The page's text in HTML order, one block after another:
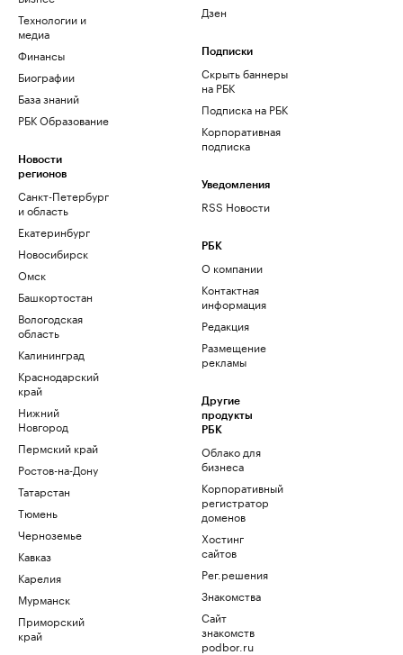
Технологии и
медиа
Финансы
Биографии
База знаний
РБК Образование
Новости
регионов
Санкт-Петербург
и область
Екатеринбург
Новосибирск
Омск
Башкортостан
Вологодская
область
Калининград
Краснодарский
край
Нижний
Новгород
Пермский край
Ростов-на-Дону
Татарстан
Тюмень
Черноземье
Кавказ
Карелия
Мурманск
Приморский
край
Дзен
Подписки
Скрыть баннеры
на РБК
Подписка на РБК
Корпоративная
подписка
Уведомления
RSS Новости
РБК
О компании
Контактная
информация
Редакция
Размещение
рекламы
Другие
продукты
РБК
Облако для
бизнеса
Корпоративный
регистратор
доменов
Хостинг
сайтов
Рег.решения
Знакомства
Сайт
знакомств
podbor.ru